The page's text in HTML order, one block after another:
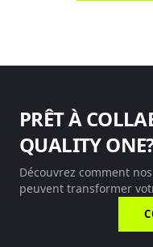
PRÊT À
QUALITY
Découvrez comment
peuvent transformer